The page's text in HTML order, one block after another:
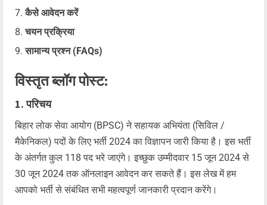
कैसे आवेदन करें
चयन प्रक्रिया
सामान्य प्रश्न (FAQs)
विस्तृत ब्लॉग पोस्ट:
1. परिचय
बिहार लोक सेवा आयोग (BPSC) ने सहायक अभियंता (सिविल /
मैकेनिकल) पदों के लिए भर्ती 2024 का विज्ञापन जारी किया है। इस भर्ती
के अंतर्गत कुल 118 पद भरे जाएंगे। इच्छुक उम्मीदवार 15 जून 2024 से
30 जून 2024 तक ऑनलाइन आवेदन कर सकते हैं। इस लेख में हम
आपको भर्ती से संबंधित सभी महत्वपूर्ण जानकारी प्रदान करेंगे।